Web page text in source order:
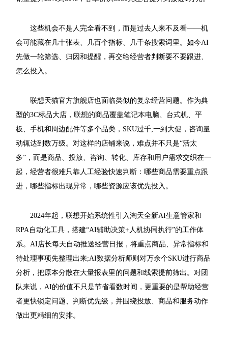
这些机会不是人完全看不到，而是过去人来不及看——机
会可能藏在几十张表、几百个指标、几千条搜索词里。如今AI
先做一轮筛选、归因和提醒，再交给经营者判断要不要跟进、
怎么投入。
联想天猫官方旗舰店也面临类似的复杂经营问题。作为典
型的3C标品大店，联想的商品覆盖笔记本电脑、台式机、平
板、手机和周边配件等多个品类，SKU过千;一到大促，咨询量
动辄达到数万级。对这样的店铺来说，难点并不只是“活太
多”，而是商品、投放、咨询、转化、库存和用户需求交织在一
起，经营者很难只靠人工经验快速判断：哪些商品需要重点跟
进，哪些指标出现异常，哪些资源应该优先投入。
2024年起，联想开始系统性引入淘天全新AI生意管家和
RPA自动化工具，搭建“AI辅助决策+人机协同执行”的工作体
系。AI店长每天自动推送经营日报，将重点商品、异常指标和
待处理事项先整理出来;AI数据分析师则对万余个SKU进行商品
分析，把原本分散在大量报表里的问题和线索提前筛出。对团
队来说，AI的价值不只是节省看数时间，更重要的是帮助经营
者更快锁定问题、判断优先级，并围绕投放、商品和服务动作
做出更精细的安排。